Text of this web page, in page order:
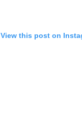
View this post on